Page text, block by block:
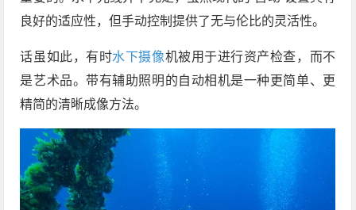
良好的适应性，但手动控制提供了无与伦比的灵活性。
话虽如此，有时水下摄像机被用于进行资产检查，而不
是艺术品。带有辅助照明的自动相机是一种更简单、更
精简的清晰成像方法。